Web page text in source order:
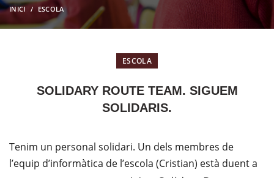
INICI ESCOLA
ESCOLA
SOLIDARY ROUTE TEAM. SIGUEM
SOLIDARIS.
Tenim un personal solidari. Un dels membres de
l’equip d’informàtica de l’escola (Cristian) està duent a